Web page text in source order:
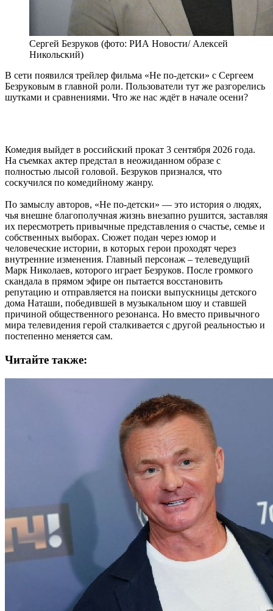
Сергей Безруков (фото: РИА Новости/ Алексей
Никольский)
В сети появился трейлер фильма «Не по-детски» с Сергеем
Безруковым в главной роли. Пользователи тут же разгорелись
шутками и сравнениями. Что же нас ждёт в начале осени?
Комедия выйдет в российский прокат 3 сентября 2026 года.
На съемках актер предстал в неожиданном образе с
полностью лысой головой. Безруков признался, что
соскучился по комедийному жанру.
По замыслу авторов, «Не по-детски» — это история о людях,
чья внешне благополучная жизнь внезапно рушится, заставляя
их пересмотреть привычные представления о счастье, семье и
собственных выборах. Сюжет подан через юмор и
человеческие истории, в которых герои проходят через
внутренние изменения. Главный персонаж – телеведущий
Марк Николаев, которого играет Безруков. После громкого
скандала в прямом эфире он пытается восстановить
репутацию и отправляется на поиски выпускницы детского
дома Наташи, победившей в музыкальном шоу и ставшей
причиной общественного резонанса. Но вместо привычного
мира телевидения герой сталкивается с другой реальностью и
постепенно меняется сам.
Читайте также: